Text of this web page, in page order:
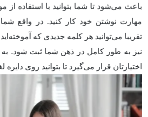
باعث می‌شود تا شما بتوانید با استفاده
مهارت نوشتن خود کار کنید. در واقع شما
تقریبا می‌توانید هر کلمه جدیدی که آموخته‌اید
نیز به طور کامل در ذهن شما ثبت شود. به
اختیارتان قرار می‌گیرد تا بتوانید روی دایره